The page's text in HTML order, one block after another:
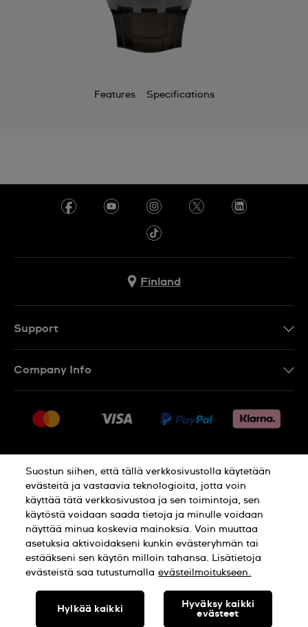
Features Specifications
Finland
Support
Palautukset
Myyntiehdot
Withdraw from contract
Company Info
Jobs
Privacy Policy Cookie Notice
Terms of use
SWISS MADE
Suostun siihen, että tällä verkkosivustolla käytetään
evästeitä ja vastaavia teknologioita, jotta voin
käyttää tätä verkkosivustoa ja sen toimintoja, sen
käytöstä voidaan saada tietoja ja minulle voidaan
näyttää minua koskevia mainoksia. Voin muuttaa
asetuksia aktivoidakseni kunkin evästeryhmän tai
estääkseni sen käytön milloin tahansa. Lisätietoja
evästeistä saa tutustumalla evästeilmoitukseen.
Hylkää kaikki
Hyväksy kaikki
evästeet